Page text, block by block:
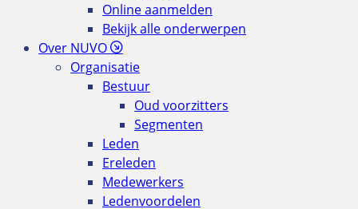
Online aanmelden
Bekijk alle onderwerpen
Over NUVO
Organisatie
Bestuur
Oud voorzitters
Segmenten
Leden
Ereleden
Medewerkers
Ledenvoordelen